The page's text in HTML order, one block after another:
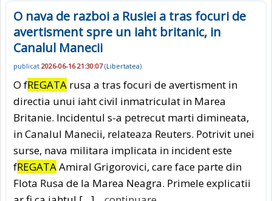
O nava de razboi a Rusiei a tras focuri de
avertisment spre un iaht britanic, in
Canalul Manecii
publicat 2026-06-16 21:30:07(Libertatea)
O fREGATA rusa a tras focuri de avertisment in
directia unui iaht civil inmatriculat in Marea
Britanie. Incidentul s-a petrecut marti dimineata,
in Canalul Manecii, relateaza Reuters. Potrivit unei
surse, nava militara implicata in incident este
fREGATAAmiral Grigorovici, care face parte din
Flota Rusa de la Marea Neagra. Primele explicatii